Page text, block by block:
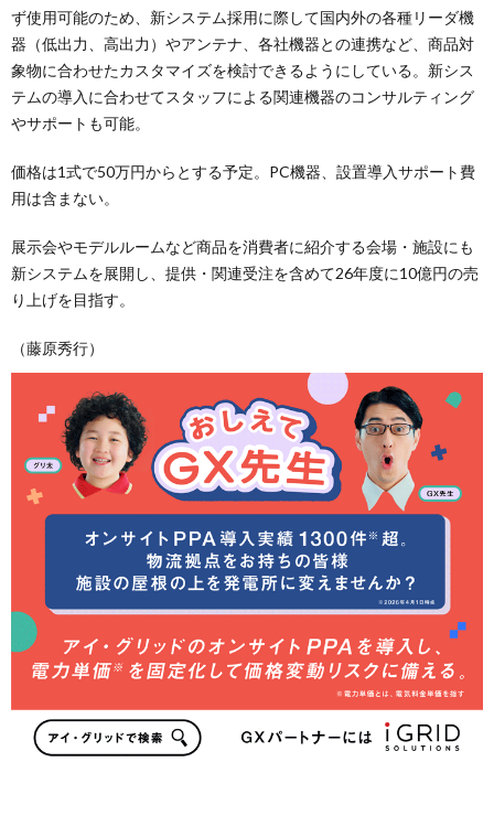
ず使用可能のため、新システム採用に際して国内外の各種リーダ機
器（低出力、高出力）やアンテナ、各社機器との連携など、商品対
象物に合わせたカスタマイズを検討できるようにしている。新シス
テムの導入に合わせてスタッフによる関連機器のコンサルティング
やサポートも可能。
価格は1式で50万円からとする予定。PC機器、設置導入サポート費
用は含まない。
展示会やモデルルームなど商品を消費者に紹介する会場・施設にも
新システムを展開し、提供・関連受注を含めて26年度に10億円の売
り上げを目指す。
（藤原秀行）